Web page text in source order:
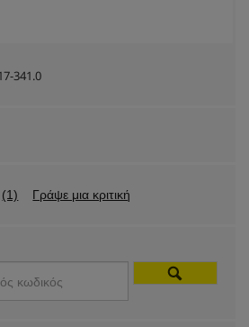
341.0
(1) Γράψε μια κριτική